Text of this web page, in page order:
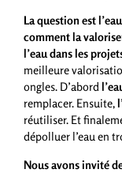
La question est
comment la
l’eau dans les
meilleure
ongles. D’abord
remplacer. Ensuite,
réutiliser. Et
dépolluer l’eau en
Nous avons invité